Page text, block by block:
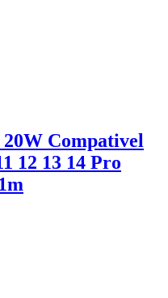
Compativel
12 13 14 Pro